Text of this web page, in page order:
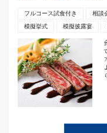
フルコース試食付き 相談
模擬挙式
模擬披露宴